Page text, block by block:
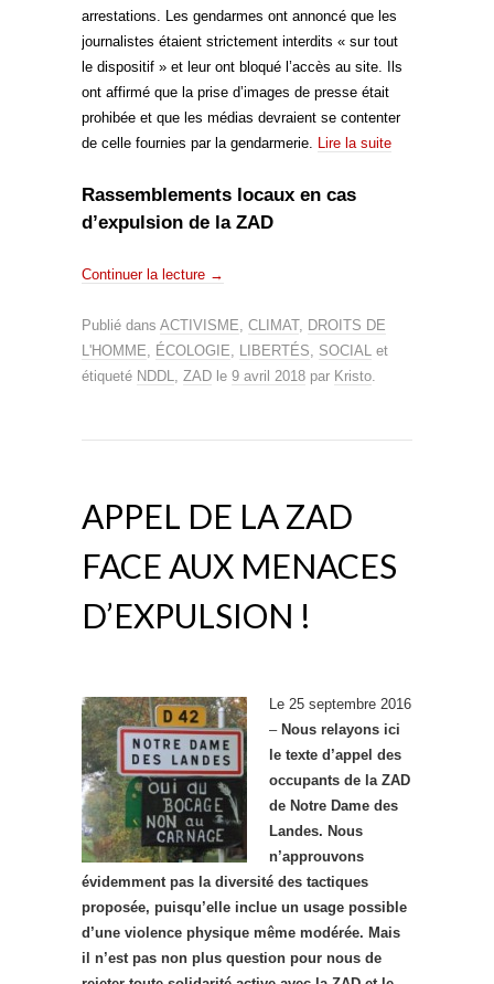
arrestations. Les gendarmes ont annoncé que les
journalistes étaient strictement interdits « sur tout
le dispositif » et leur ont bloqué l’accès au site. Ils
ont affirmé que la prise d’images de presse était
prohibée et que les médias devraient se contenter
de celle fournies par la gendarmerie.
Lire la suite
Rassemblements locaux en cas
d’expulsion de la ZAD
Continuer la lecture →
Publié dans ACTIVISME CLIMAT, DROITS DE
L'HOMME
ÉCOLOGIE LIBERTÉS SOCIAL
et
étiqueté NDDL ZAD le 9 avril 2018 par Kristo
APPEL DE LA ZAD
FACE AUX MENACES
D’EXPULSION !
Le 25 septembre 2016
–Nous relayons ici
le texte d’appel des
occupants de la ZAD
de Notre Dame des
Landes. Nous
n’approuvons
évidemment pas la diversité des tactiques
proposée, puisqu’elle inclue un usage possible
d’une violence physique même modérée. Mais
il n’est pas non plus question pour nous de